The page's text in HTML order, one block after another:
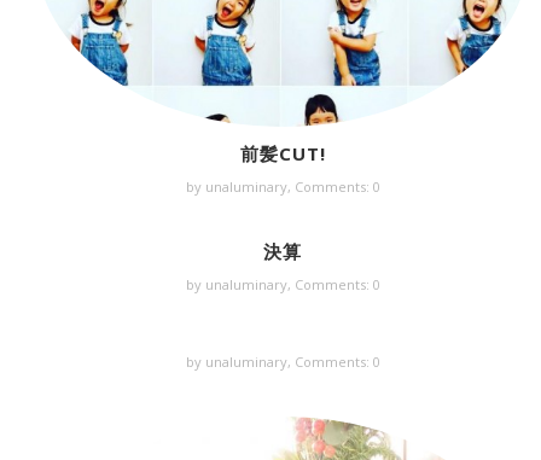
前髪CUT!
by unaluminary, Comments: 0
決算
by unaluminary, Comments: 0
by unaluminary, Comments: 0